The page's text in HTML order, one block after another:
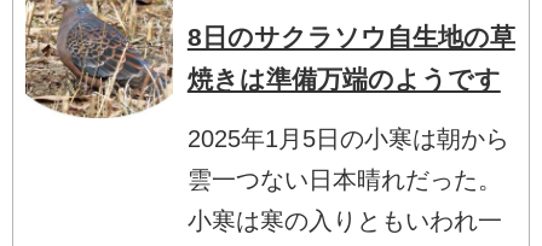
8日のサクラソウ自生地の草
焼きは準備万端のようです
2025年1月5日の小寒は朝から
雲一つない日本晴れだった。
小寒は寒の入りともいわれ一